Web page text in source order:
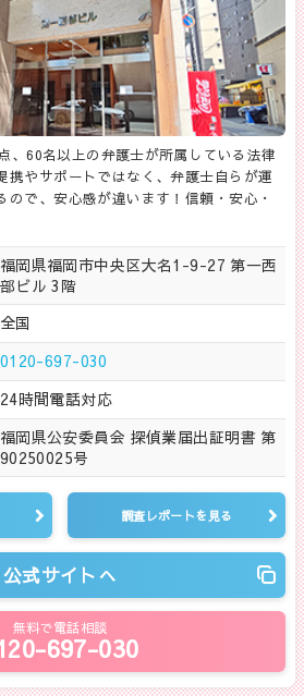
、60名以上の弁護士が所属している法律
携やサポートではなく、弁護士自らが運
ので、安心感が違います！信頼・安心・
福岡県福岡市中央区大名1-9-27 第一西
部ビル 3階
全国
0120-697-030
24時間電話対応
福岡県公安委員会 探偵業届出証明書 第
90250025号
調査レポートを見る
公式サイトへ
無料で電話相談
697-030